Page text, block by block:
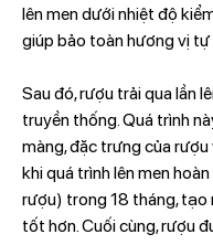
lên men dưới nhiệt độ
giúp bảo toàn hương vị tự
Sau đó, rượu trải qua lần
truyền thống. Quá trình
màng, đặc trưng của
khi quá trình lên men
rượu) trong 18 tháng, tạo
tốt hơn. Cuối cùng, rượu